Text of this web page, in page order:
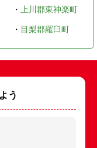
・ 上川郡東神楽町
・ 目梨郡羅臼町
う